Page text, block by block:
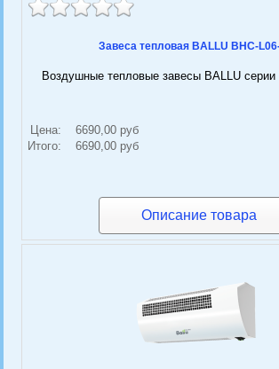
Завеса тепловая BALLU BHC-
Воздушные тепловые завесы BALLU серии
Цена:
6690,00 руб
Итого:
6690,00 руб
Описание товара